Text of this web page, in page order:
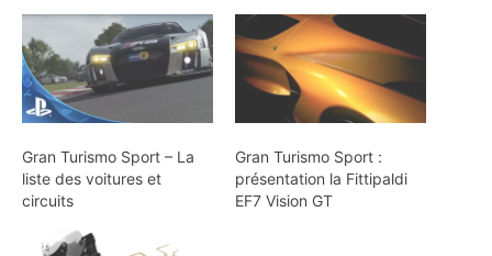
Gran Turismo Sport – La
liste des voitures et
circuits
Gran Turismo Sport :
présentation la Fittipaldi
EF7 Vision GT